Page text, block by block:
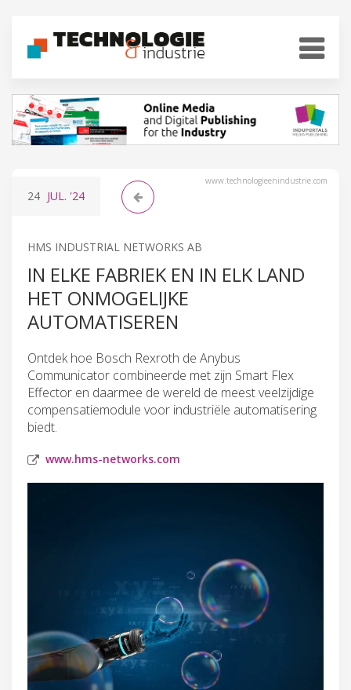
www.technologieenindustrie.com
24 JUL. '24
HMS INDUSTRIAL NETWORKS AB
IN ELKE FABRIEK EN IN ELK LAND
HET ONMOGELIJKE
AUTOMATISEREN
Ontdek hoe Bosch Rexroth de Anybus
Communicator combineerde met zijn Smart Flex
Effector en daarmee de wereld de meest veelzijdige
compensatiemodule voor industriële automatisering
biedt.
www.hms-networks.com